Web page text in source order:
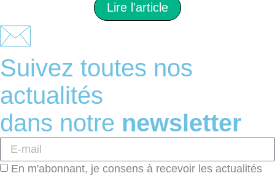
Lire l'article
Suivez toutes nos
actualités
dans notre newsletter
En m'abonnant, je consens à recevoir les actualités